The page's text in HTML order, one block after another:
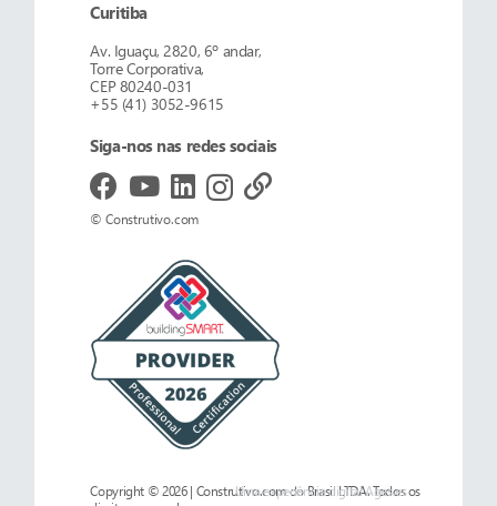
Curitiba
Av. Iguaçu, 2820, 6º andar,
Torre Corporativa,
CEP 80240-031
+55 (41) 3052-9615
Siga-nos nas redes sociais
© Construtivo.com
Copyright © 2026 | Construtivo.com do Brasil LTDA. Todos os
Uma experiência digitalAges.es